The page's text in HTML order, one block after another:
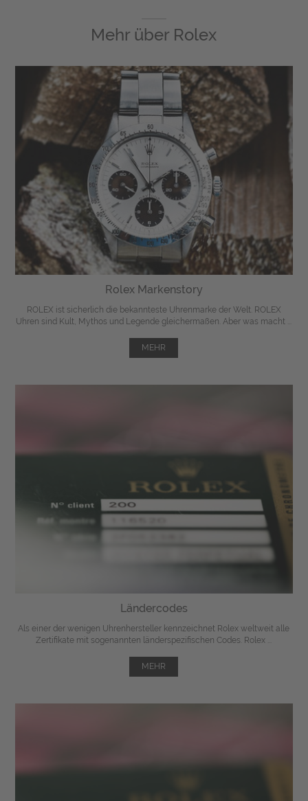
Mehr über Rolex
Rolex Markenstory
ROLEX ist sicherlich die bekannteste Uhrenmarke der Welt. ROLEX
Uhren sind Kult, Mythos und Legende gleichermaßen. Aber was macht ...
MEHR
Ländercodes
Als einer der wenigen Uhrenhersteller kennzeichnet Rolex weltweit alle
Zertifikate mit sogenannten länderspezifischen Codes. Rolex ...
MEHR